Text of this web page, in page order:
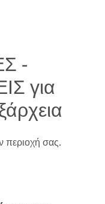
-
για
περιοχή σας.